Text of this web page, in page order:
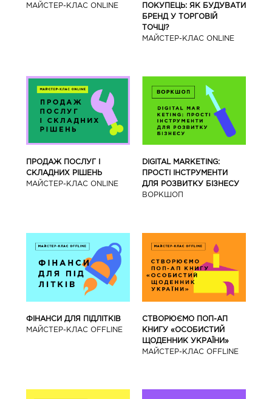
МАЙСТЕР-КЛАС ONLINE
ПОКУПЕЦЬ: ЯК БУДУВАТИ
БРЕНД У ТОРГОВІЙ
ТОЧЦІ?
МАЙСТЕР-КЛАС ONLINE
ПРОДАЖ ПОСЛУГ І
СКЛАДНИХ РІШЕНЬ
МАЙСТЕР-КЛАС ONLINE
DIGITAL MARKETING:
ПРОСТІ ІНСТРУМЕНТИ
ДЛЯ РОЗВИТКУ БІЗНЕСУ
ВОРКШОП
ФІНАНСИ ДЛЯ ПІДЛІТКІВ
МАЙCТЕР-КЛАС OFFLINE
СТВОРЮЄМО ПОП-АП
КНИГУ «ОСОБИСТИЙ
ЩОДЕННИК УКРАЇНИ»
МАЙCТЕР-КЛАС OFFLINE